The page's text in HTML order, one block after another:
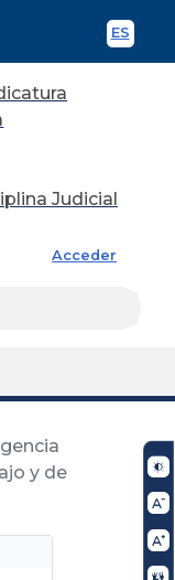
ES
Acceder
y de